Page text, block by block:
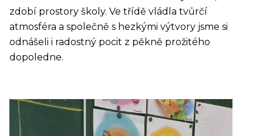
zdobí prostory školy. Ve třídě vládla tvůrčí
atmosféra a společně s hezkými výtvory jsme si
odnášeli i radostný pocit z pěkně prožitého
dopoledne.